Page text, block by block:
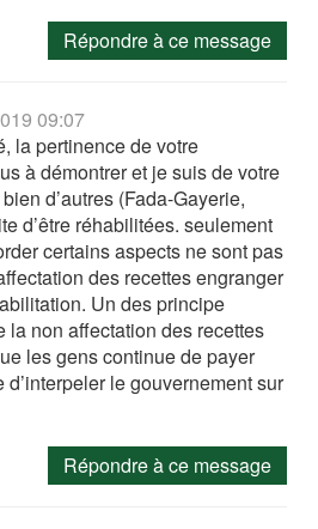
Répondre à ce message
09:07
la pertinence de votre
à démontrer et je suis de votre
d’autres (Fada-Gayerie,
d’être réhabilitées. seulement
certains aspects ne sont pas
des recettes engranger
Un des principe
la non affectation des recettes
les gens continue de payer
le gouvernement sur
Répondre à ce message